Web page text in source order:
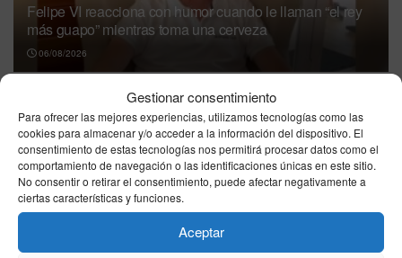
Gestionar consentimiento
Para ofrecer las mejores experiencias, utilizamos tecnologías como las
cookies para almacenar y/o acceder a la información del dispositivo. El
consentimiento de estas tecnologías nos permitirá procesar datos como el
comportamiento de navegación o las identificaciones únicas en este sitio.
No consentir o retirar el consentimiento, puede afectar negativamente a
ciertas características y funciones.
Aceptar
Felipe VI reacciona con humor cuando le llaman “el rey
más guapo” mientras toma una cerveza
06/08/2026
Eclipse total de Sol del 12 de agosto: estas son las
ciudades españolas donde se verá por completo